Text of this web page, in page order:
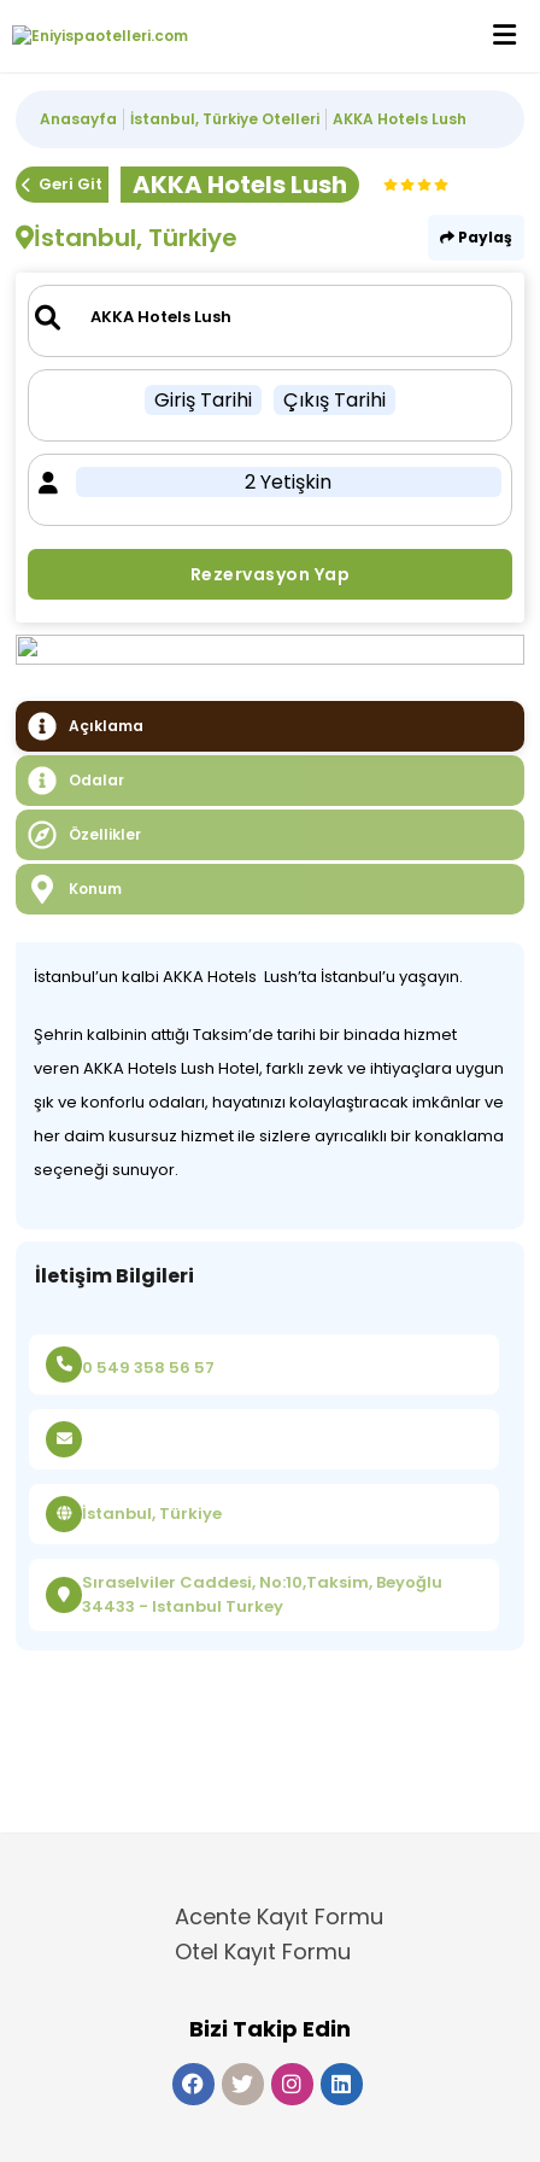
Anasayfa İstanbul, Türkiye Otelleri AKKA Hotels Lush
Geri Git
AKKA Hotels Lush
İstanbul, Türkiye
Paylaş
Giriş Tarihi Çıkış Tarihi
2 Yetişkin
Rezervasyon Yap
Açıklama
Odalar
Özellikler
Konum
İstanbul’un kalbi AKKA Hotels Lush’ta İstanbul’u yaşayın.
Şehrin kalbinin attığı Taksim’de tarihi bir binada hizmet
veren AKKA Hotels Lush Hotel, farklı zevk ve ihtiyaçlara uygun
şık ve konforlu odaları, hayatınızı kolaylaştıracak imkânlar ve
her daim kusursuz hizmet ile sizlere ayrıcalıklı bir konaklama
seçeneği sunuyor.
İletişim Bilgileri
0 549 358 56 57
İstanbul, Türkiye
Sıraselviler Caddesi, No:10,Taksim, Beyoğlu
34433 - Istanbul Turkey
Acente Kayıt Formu
Otel Kayıt Formu
Bizi Takip Edin